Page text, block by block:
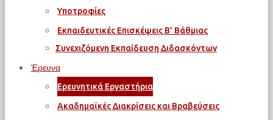
Υποτροφίες
Εκπαιδευτικές Επισκέψεις Β’ Βάθμιας
Συνεχιζόμενη Εκπαίδευση Διδασκόντων
Έρευνα
Ερευνητικά Εργαστήρια
Ακαδημαϊκές Διακρίσεις και Βραβεύσεις